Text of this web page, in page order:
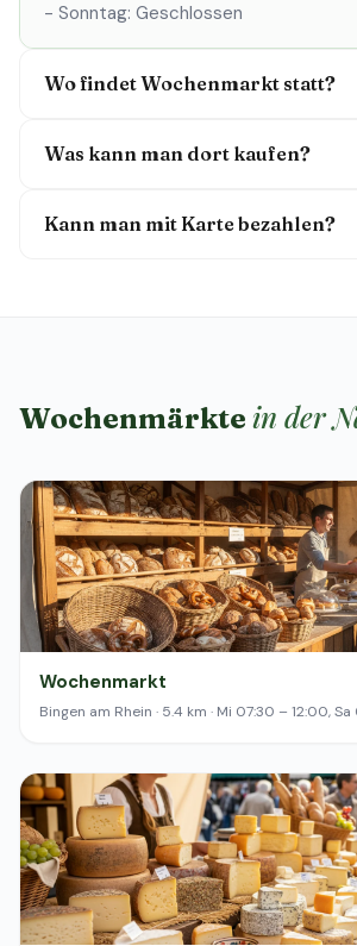
- Sonntag: Geschlossen
Wo findet Wochenmarkt statt?
Was kann man dort kaufen?
Kann man mit Karte bezahlen?
Wochenmärkte in der
Wochenmarkt
Bingen am Rhein · 5.4 km · Mi 07:30 – 12:00,